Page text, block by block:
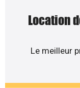
Location
Le meilleur